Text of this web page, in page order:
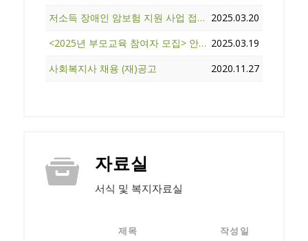
저소득 장애인 암보험 지원 사업 접수 안내 2025.03.20
<2025년 부모교육 참여자 모집> 안내 2025.03.19
사회복지사 채용 (재)공고
2020.11.27
자료실
서식 및 복지자료실
제목 작성일